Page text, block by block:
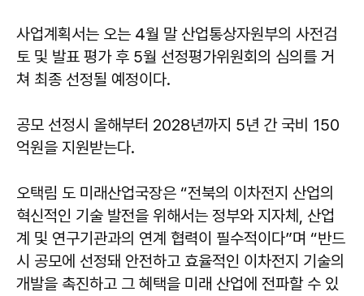
사업계획서는 오는 4월 말 산업통상자원부의 사전검
토 및 발표 평가 후 5월 선정평가위원회의 심의를 거
쳐 최종 선정될 예정이다.
공모 선정시 올해부터 2028년까지 5년 간 국비 150
억원을 지원받는다.
오택림 도 미래산업국장은 “전북의 이차전지 산업의
혁신적인 기술 발전을 위해서는 정부와 지자체, 산업
계 및 연구기관과의 연계 협력이 필수적이다”며 “반드
시 공모에 선정돼 안전하고 효율적인 이차전지 기술의
개발을 촉진하고 그 혜택을 미래 산업에 전파할 수 있